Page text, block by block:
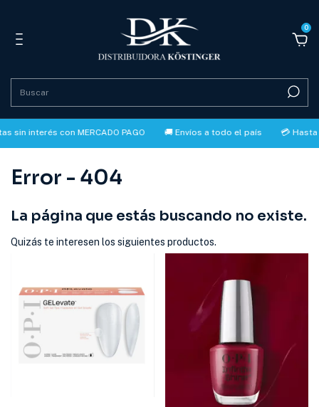
0
con MERCADO PAGO 🚚 Envíos a todo el país 💳 Hasta 3
Error - 404
La página que estás buscando no existe.
Quizás te interesen los siguientes productos.